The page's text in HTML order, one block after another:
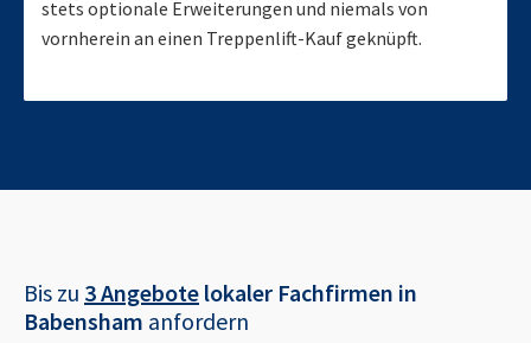
stets optionale Erweiterungen und niemals von
vornherein an einen Treppenlift-Kauf geknüpft.
Bis zu 3 Angebote lokaler Fachfirmen in
Babensham anfordern